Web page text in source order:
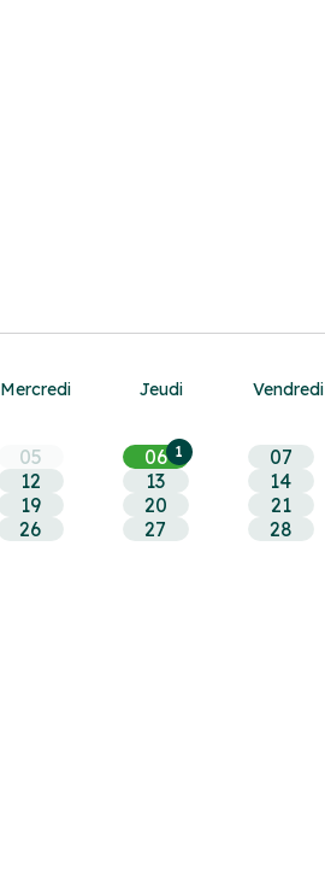
Mercredi Jeudi Vendredi
05 06 1 07
12 13 14
19 20 21
26 27 28